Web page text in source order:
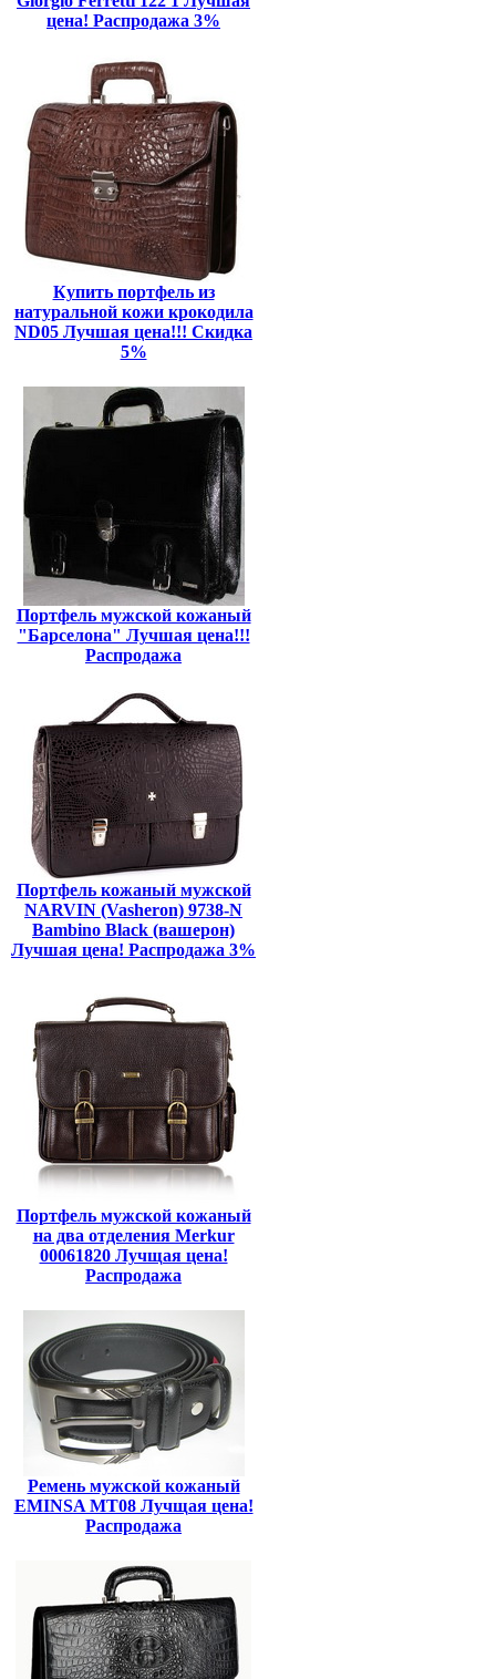
цена! Распродажа 3%
Купить портфель из
натуральной кожи крокодила
ND05 Лучшая цена!!! Скидка
5%
Портфель мужской кожаный
"Барселона" Лучшая цена!!!
Распродажа
Портфель кожаный мужской
NARVIN (Vasheron) 9738-N
Bambino Black (вашерон)
Лучшая цена! Распродажа 3%
Портфель мужской кожаный
на два отделения Merkur
00061820 Лучщая цена!
Распродажа
Ремень мужской кожаный
EMINSA MT08 Лучщая цена!
Распродажа